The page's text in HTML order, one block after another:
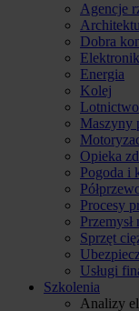
Agencje
Dobra
Energia
Kolej
Lotnictwo
Maszyny
Opieka
Pogoda i
Procesy
Przemysł
Sprzęt
Usługi
Szkolenia
Analizy